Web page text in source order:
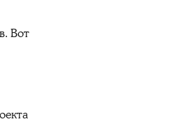
Вот